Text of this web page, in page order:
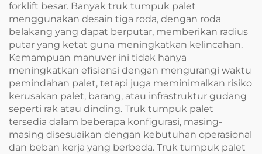
forklift besar. Banyak truk tumpuk palet
menggunakan desain tiga roda, dengan roda
belakang yang dapat berputar, memberikan radius
putar yang ketat guna meningkatkan kelincahan.
Kemampuan manuver ini tidak hanya
meningkatkan efisiensi dengan mengurangi waktu
pemindahan palet, tetapi juga meminimalkan risiko
kerusakan palet, barang, atau infrastruktur gudang
seperti rak atau dinding. Truk tumpuk palet
tersedia dalam beberapa konfigurasi, masing-
masing disesuaikan dengan kebutuhan operasional
dan beban kerja yang berbeda. Truk tumpuk palet